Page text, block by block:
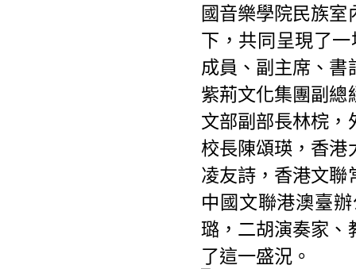
國音樂學院民族
下，共同呈現了
成員、副主席、
紫荊文化集團副
文部副部長林梡
校長陳頌瑛，香港
凌友詩，香港文
中國文聯港澳臺
璐，二胡演奏家、
了這一盛況。